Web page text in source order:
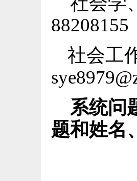
88208155
社会工
系统问
题和姓名